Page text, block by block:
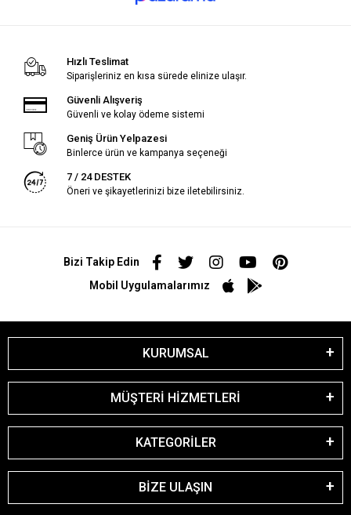
Hızlı Teslimat
Siparişleriniz en kısa sürede elinize ulaşır.
Güvenli Alışveriş
Güvenli ve kolay ödeme sistemi
Geniş Ürün Yelpazesi
Binlerce ürün ve kampanya seçeneği
7 / 24 DESTEK
Öneri ve şikayetlerinizi bize iletebilirsiniz.
Bizi Takip Edin
Mobil Uygulamalarımız
KURUMSAL
MÜŞTERİ HİZMETLERİ
KATEGORİLER
BİZE ULAŞIN